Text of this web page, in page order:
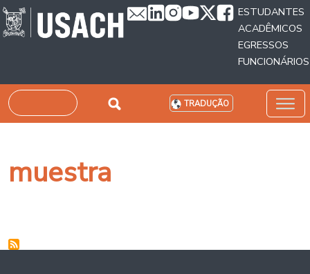
Passar para o conteúdo principal
ESTUDANTES
ACADÊMICOS
EGRESSOS
FUNCIONÁRIOS
Pesquisar TRADUÇÃO
muestra